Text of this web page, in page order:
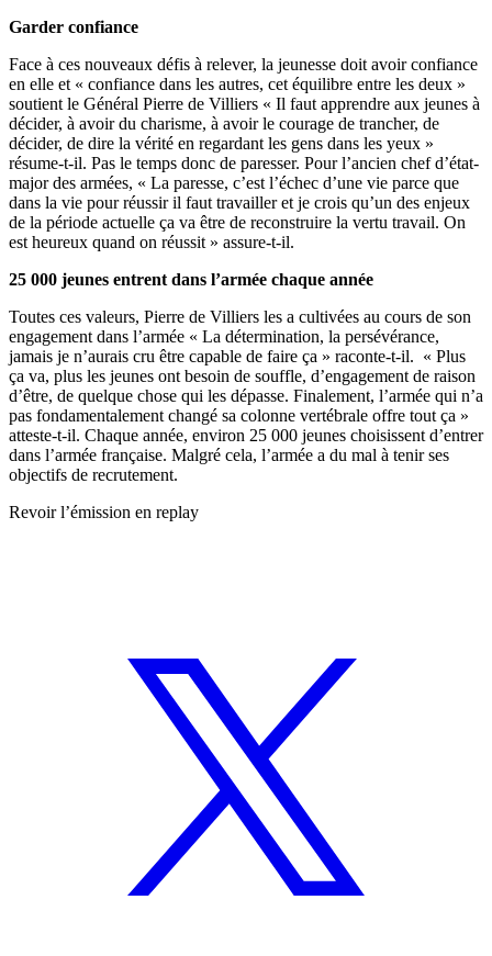
Garder confiance
Face à ces nouveaux défis à relever, la jeunesse doit avoir confiance
en elle et « confiance dans les autres, cet équilibre entre les deux »
soutient le Général Pierre de Villiers « Il faut apprendre aux jeunes à
décider, à avoir du charisme, à avoir le courage de trancher, de
décider, de dire la vérité en regardant les gens dans les yeux »
résume-t-il. Pas le temps donc de paresser. Pour l’ancien chef d’état-
major des armées, « La paresse, c’est l’échec d’une vie parce que
dans la vie pour réussir il faut travailler et je crois qu’un des enjeux
de la période actuelle ça va être de reconstruire la vertu travail. On
est heureux quand on réussit » assure-t-il.
25 000 jeunes entrent dans l’armée chaque année
Toutes ces valeurs, Pierre de Villiers les a cultivées au cours de son
engagement dans l’armée « La détermination, la persévérance,
jamais je n’aurais cru être capable de faire ça » raconte-t-il. « Plus
ça va, plus les jeunes ont besoin de souffle, d’engagement de raison
d’être, de quelque chose qui les dépasse. Finalement, l’armée qui n’a
pas fondamentalement changé sa colonne vertébrale offre tout ça »
atteste-t-il. Chaque année, environ 25 000 jeunes choisissent d’entrer
dans l’armée française. Malgré cela, l’armée a du mal à tenir ses
objectifs de recrutement.
Revoir l’émission en replay